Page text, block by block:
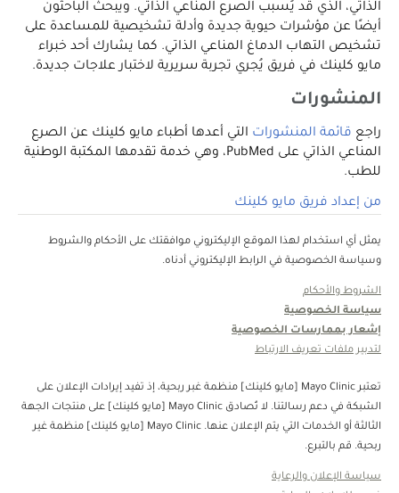
الذاتي، الذي قد يُسبب الصرع المناعي الذاتي. ويبحث الباحثون
أيضًا عن مؤشرات حيوية جديدة وأدلة تشخيصية للمساعدة على
تشخيص التهاب الدماغ المناعي الذاتي. كما يشارك أحد خبراء
مايو كلينك في فريق يُجري تجربة سريرية لاختبار علاجات جديدة.
المنشورات
راجع قائمة المنشورات التي أعدها أطباء مايو كلينك عن الصرع
المناعي الذاتي على PubMed، وهي خدمة تقدمها المكتبة الوطنية
للطب.
من إعداد فريق مايو كلينك
يمثل أي استخدام لهذا الموقع الإليكتروني موافقتك على الأحكام والشروط
وسياسة الخصوصية في الرابط الإليكتروني أدناه.
الشروط والأحكام
سياسة الخصوصية
إشعار بممارسات الخصوصية
لتدبير ملفات تعريف الارتباط
تعتبر Mayo Clinic [مايو كلينك] منظمة غبر ربحية، إذ تفيد إيرادات الإعلان على
الشبكة في دعم رسالتنا. لا تُصادق Mayo Clinic [مايو كلينك] على منتجات الجهة
الثالثة أو الخدمات التي يتم الإعلان عنها. Mayo Clinic [مايو كلينك] منظمة غير
ربحية. قم بالتبرع.
سياسة الإعلان والرعاية